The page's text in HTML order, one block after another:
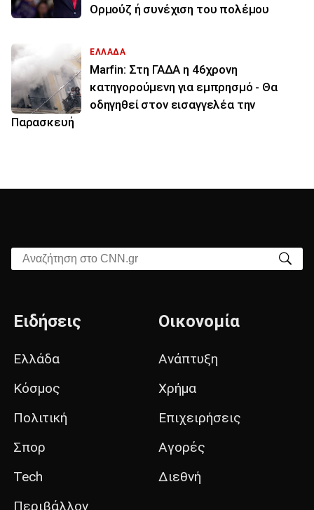
Ορμούζ ή συνέχιση του πολέμου
ΕΛΛΑΔΑ
Marfin: Στη ΓΑΔΑ η 46χρονη
κατηγορούμενη για εμπρησμό - Θα
οδηγηθεί στον εισαγγελέα την
Παρασκευή
Αναζήτηση στο CNN.gr
Ειδήσεις
Ελλάδα
Κόσμος
Πολιτική
Σπορ
Tech
Περιβάλλον
Οικονομία
Ανάπτυξη
Χρήμα
Επιχειρήσεις
Αγορές
Διεθνή